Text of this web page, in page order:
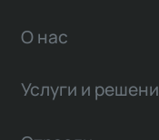
О нас
Услуги и